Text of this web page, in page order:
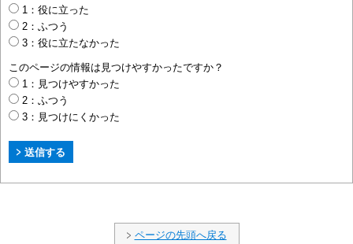
1：役に立った
2：ふつう
3：役に立たなかった
このページの情報は見つけやすかったですか？
1：見つけやすかった
2：ふつう
3：見つけにくかった
ページの先頭へ戻る